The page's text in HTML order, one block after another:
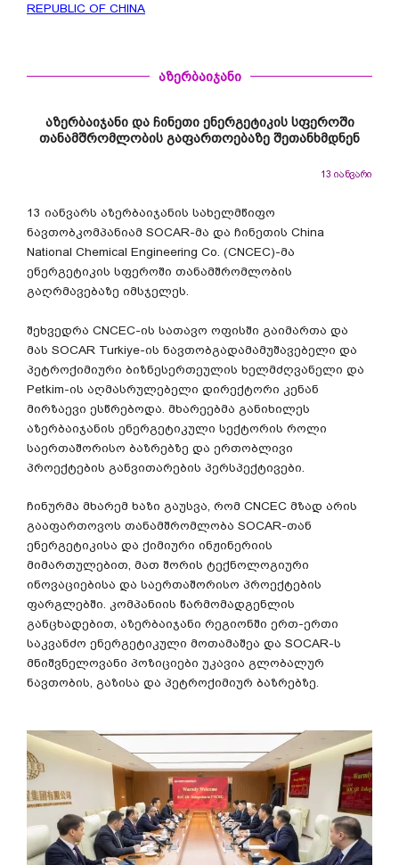
REPUBLIC OF CHINA
აზერბაიჯანი
აზერბაიჯანი და ჩინეთი ენერგეტიკის სფეროში
თანამშრომლობის გაფართოებაზე შეთანხმდნენ
13 იანვარი
13 იანვარს აზერბაიჯანის სახელმწიფო
ნავთობკომპანიამ SOCAR-მა და ჩინეთის China
National Chemical Engineering Co. (CNCEC)-მა
ენერგეტიკის სფეროში თანამშრომლობის
გაღრმავებაზე იმსჯელეს.
შეხვედრა CNCEC-ის სათავო ოფისში გაიმართა და
მას SOCAR Turkiye-ის ნავთობგადამამუშავებელი და
პეტროქიმიური ბიზნესერთეულის ხელმძღვანელი და
Petkim-ის აღმასრულებელი დირექტორი კენან
მირზაევი ესწრებოდა. მხარეებმა განიხილეს
აზერბაიჯანის ენერგეტიკული სექტორის როლი
საერთაშორისო ბაზრებზე და ერთობლივი
პროექტების განვითარების პერსპექტივები.
ჩინურმა მხარემ ხაზი გაუსვა, რომ CNCEC მზად არის
გააფართოვოს თანამშრომლობა SOCAR-თან
ენერგეტიკისა და ქიმიური ინჟინერიის
მიმართულებით, მათ შორის ტექნოლოგიური
ინოვაციებისა და საერთაშორისო პროექტების
ფარგლებში. კომპანიის წარმომადგენლის
განცხადებით, აზერბაიჯანი რეგიონში ერთ-ერთი
საკვანძო ენერგეტიკული მოთამაშეა და SOCAR-ს
მნიშვნელოვანი პოზიციები უკავია გლობალურ
ნავთობის, გაზისა და პეტროქიმიურ ბაზრებზე.